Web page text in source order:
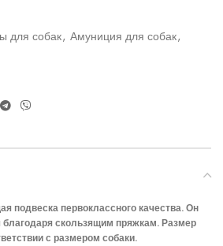
для собак, Амуниция для собак,
подвеска первоклассного качества. Он
благодаря скользящим пряжкам. Размер
с размером собаки.